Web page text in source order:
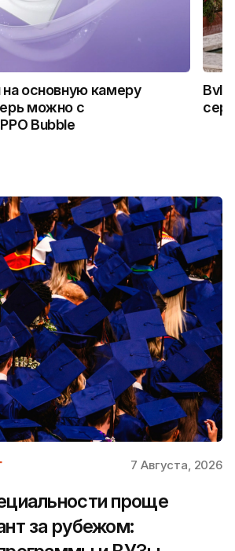
основную камеру
можно с
Bubble
7 Августа, 2026
проще
за рубежом: